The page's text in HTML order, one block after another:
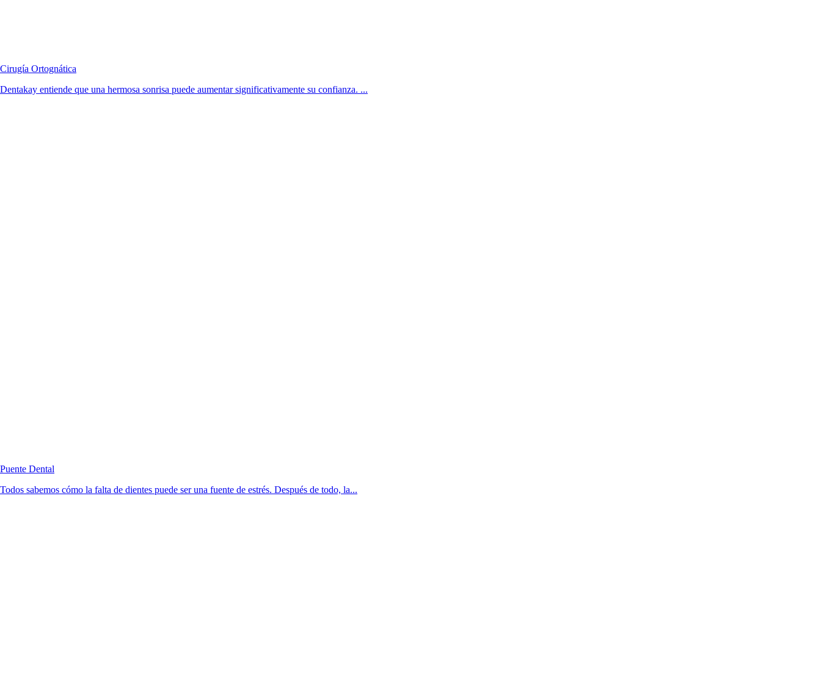
Cirugía Ortognática
Dentakay entiende que una hermosa sonrisa puede aumentar significativamente su confianza. ...
Puente Dental
Todos sabemos cómo la falta de dientes puede ser una fuente de estrés. Después de todo, la...